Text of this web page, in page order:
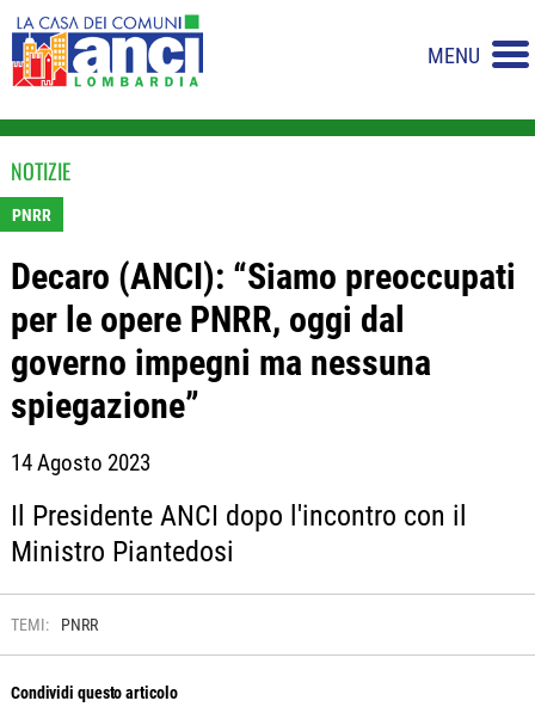
MENU
NOTIZIE
PNRR
Decaro (ANCI): “Siamo preoccupati
per le opere PNRR, oggi dal
governo impegni ma nessuna
spiegazione”
14 Agosto 2023
Il Presidente ANCI dopo l'incontro con il
Ministro Piantedosi
TEMI: PNRR
Condividi questo articolo